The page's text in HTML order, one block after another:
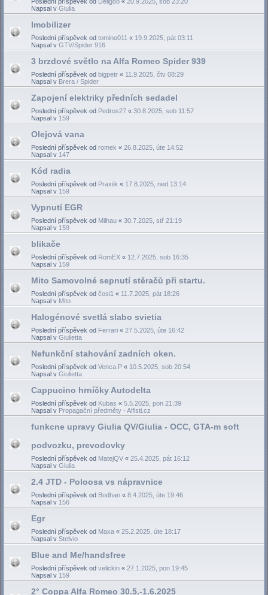
Napsal v Giulia
Imobilizer
Poslední příspěvek od tomino011 « 19.9.2025, pát 03:11
Napsal v GTV/Spider 916
3 brzdové světlo na Alfa Romeo Spider 939
Poslední příspěvek od bigpetr « 11.9.2025, čtv 08:29
Napsal v Brera / Spider
Zapojení elektriky předních sedadel
Poslední příspěvek od Pedros27 « 30.8.2025, sob 11:57
Napsal v 159
Olejová vana
Poslední příspěvek od romek « 26.8.2025, úte 14:52
Napsal v 147
Kód radia
Poslední příspěvek od Praxiik « 17.8.2025, ned 13:14
Napsal v 159
Vypnutí EGR
Poslední příspěvek od Milhau « 30.7.2025, stř 21:19
Napsal v 159
blikače
Poslední příspěvek od RomEX « 12.7.2025, sob 16:35
Napsal v 159
Mito Samovolné sepnutí stěračů při startu.
Poslední příspěvek od čosi1 « 11.7.2025, pát 18:26
Napsal v Mito
Halogénové svetlá slabo svietia
Poslední příspěvek od Ferrari « 27.5.2025, úte 16:42
Napsal v Giulietta
Nefunkční stahování zadních oken.
Poslední příspěvek od Venca.P « 10.5.2025, sob 20:54
Napsal v Giulietta
Cappucino hrníčky Autodelta
Poslední příspěvek od Kubas « 5.5.2025, pon 21:39
Napsal v Propagační předměty - Alfisti.cz
funkcne upravy Giulia QV/Giulia - OCC, GTA-m soft
podvozku, prevodovky
Poslední příspěvek od MatejQV « 25.4.2025, pát 16:12
Napsal v Giulia
2.4 JTD - Poloosa vs nápravnice
Poslední příspěvek od Bodhan « 8.4.2025, úte 19:46
Napsal v 156
Egr
Poslední příspěvek od Maxa « 25.2.2025, úte 18:17
Napsal v Stelvio
Blue and Me/handsfree
Poslední příspěvek od velickin « 27.1.2025, pon 19:45
Napsal v 159
2° Coppa Alfa Romeo 30.5.-1.6.2025